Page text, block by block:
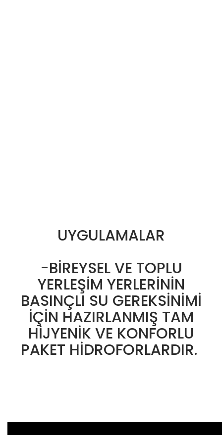
UYGULAMALAR
-BİREYSEL VE TOPLU
YERLEŞİM YERLERİNİN
BASINÇLI SU GEREKSİNİMİ
İÇİN HAZIRLANMIŞ TAM
HİJYENİK VE KONFORLU
PAKET HİDROFORLARDIR.